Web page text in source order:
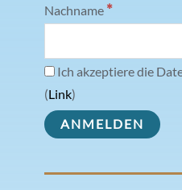
Nachname *
Ich akzeptiere die
(Link)